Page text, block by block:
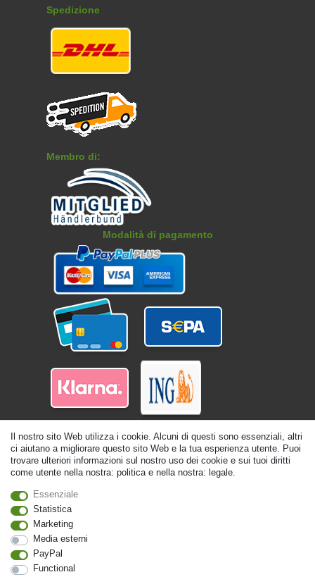
Il nostro sito Web utilizza i cookie. Alcuni di questi sono essenziali, altri
ci aiutano a migliorare questo sito Web e la tua esperienza utente. Puoi
trovare ulteriori informazioni sul nostro uso dei cookie e sui tuoi diritti
come utente nella nostra: politica e nella nostra: legale.
Essenziale
Statistica
Marketing
Media esterni
PayPal
Functional
Spedizione
Membro di:
Modalità di pagamento
© Copyright 2026 | Tutti i diritti riservati. - Tutti i diritti riservati. Prezzi incl.
19% di imposta sul valore aggiunto | prezzi base vedi dettaglio articolo | *Si
applica alle consegne in Italia!